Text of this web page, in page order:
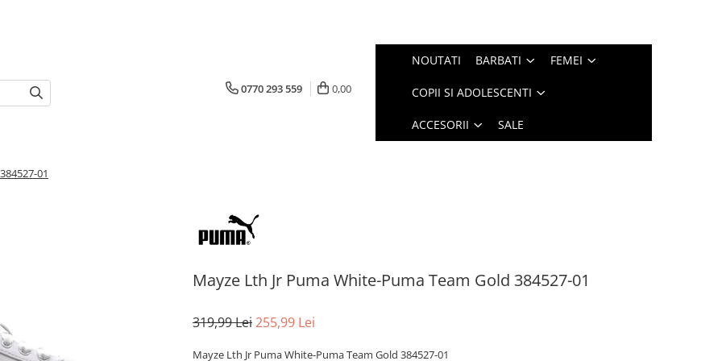
0770 293 559 0,00
NOUTATI BARBATI FEMEI
COPII SI ADOLESCENTI
ACCESORII SALE
01
Mayze Lth Jr Puma White-Puma Team Gold 384527-01
319,99 Lei255,99 Lei
Mayze Lth Jr Puma White-Puma Team Gold 384527-01